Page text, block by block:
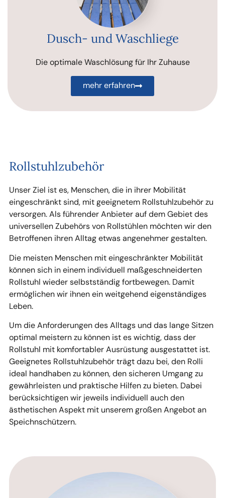
Dusch- und Waschliege
Die optimale Waschlösung für Ihr Zuhause
mehr erfahren
Rollstuhlzubehör
Unser Ziel ist es, Menschen, die in ihrer Mobilität
eingeschränkt sind, mit geeignetem Rollstuhlzubehör zu
versorgen. Als führender Anbieter auf dem Gebiet des
universellen Zubehörs von Rollstühlen möchten wir den
Betroffenen ihren Alltag etwas angenehmer gestalten.
Die meisten Menschen mit eingeschränkter Mobilität
können sich in einem individuell maßgeschneiderten
Rollstuhl wieder selbstständig fortbewegen. Damit
ermöglichen wir ihnen ein weitgehend eigenständiges
Leben.
Um die Anforderungen des Alltags und das lange Sitzen
optimal meistern zu können ist es wichtig, dass der
Rollstuhl mit komfortabler Ausrüstung ausgestattet ist.
Geeignetes Rollstuhlzubehör trägt dazu bei, den Rolli
ideal handhaben zu können, den sicheren Umgang zu
gewährleisten und praktische Hilfen zu bieten. Dabei
berücksichtigen wir jeweils individuell auch den
ästhetischen Aspekt mit unserem großen Angebot an
Speichnschützern.